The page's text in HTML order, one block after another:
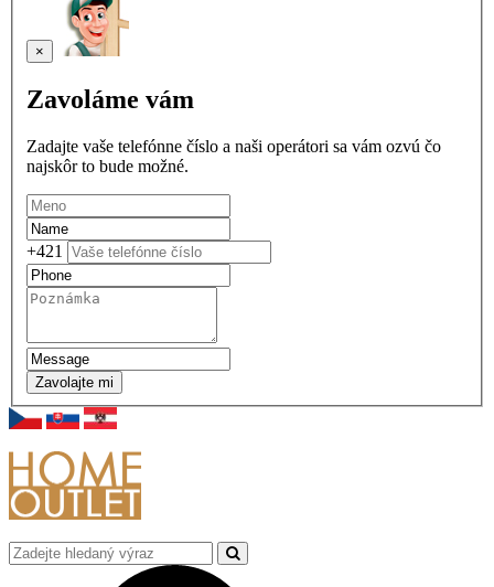
×
Zavoláme vám
Zadajte vaše telefónne číslo a naši operátori sa vám ozvú čo
najskôr to bude možné.
+421
Zavolajte mi